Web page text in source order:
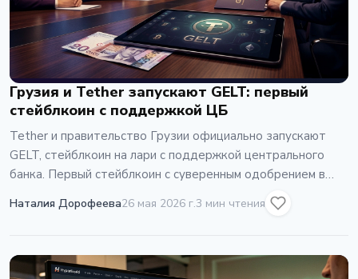
Грузия и Tether запускают GELT: первый
стейблкоин с поддержкой ЦБ
Tether и правительство Грузии официально запускают
GELT, стейблкоин на лари с поддержкой центрального
банка. Первый стейблкоин с суверенным одобрением в
Наталия Дорофеева26 мая 2026 г.3 мин чтения